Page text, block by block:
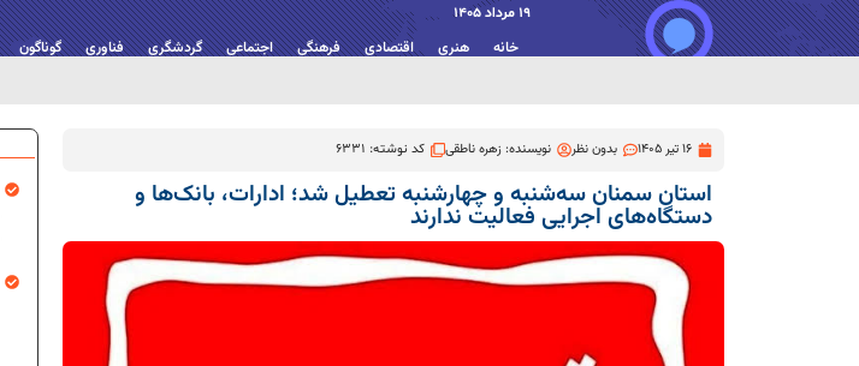
19 مرداد 1405
خانه هنری اقتصادی فرهنگی اجتماعی گردشگری فناوری گوناگون
16 تیر 1405 بدون نظر نویسنده:زهره ناطقی کد نوشته: 6331
استان سمنان سه‌شنبه و چهارشنبه تعطیل شد؛ ادارات، بانک‌ها و
دستگاه‌های اجرایی فعالیت ندارند